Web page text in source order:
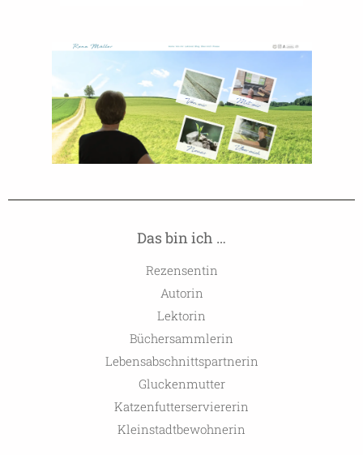
Das bin ich …
Rezensentin
Autorin
Lektorin
Büchersammlerin
Lebensabschnittspartnerin
Gluckenmutter
Katzenfutterserviererin
Kleinstadtbewohnerin